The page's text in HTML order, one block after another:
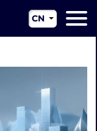
我们
资讯
CN
EN